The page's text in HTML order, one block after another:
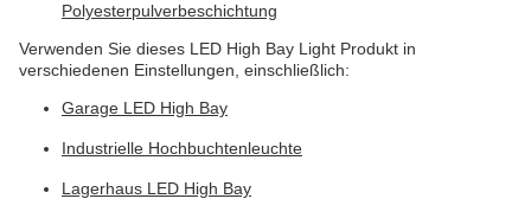
Polyesterpulverbeschichtung
Verwenden Sie dieses LED High Bay Light Produkt in
verschiedenen Einstellungen, einschließlich:
Garage LED High Bay
Industrielle Hochbuchtenleuchte
Lagerhaus LED High Bay